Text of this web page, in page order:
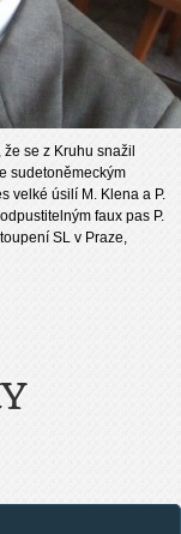
se z Kruhu snažil
sudetoněmeckým
velké úsilí M. Klena a P.
faux pas P.
SL v Praze,